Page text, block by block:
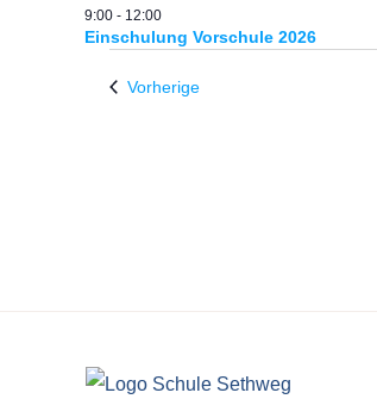
9:00- 12:00
Einschulung Vorschule 2026
VorherigeVeranstaltungen